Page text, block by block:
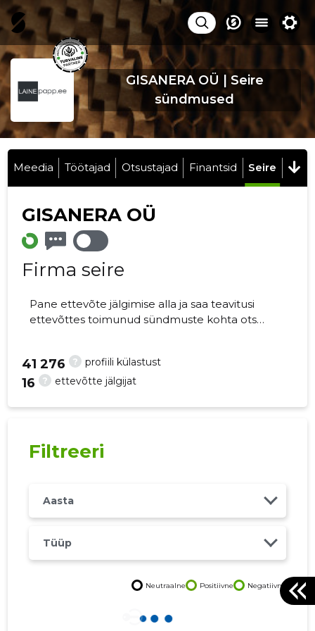
GISANERA OÜ | Seire
sündmused
Meedia Töötajad Otsustajad Finantsid Seire
GISANERA OÜ
Firma seire
Pane ettevõte jälgimise alla ja saa teavitusi
ettevõttes toimunud sündmuste kohta otse
? profiili külastust
41 276
? ettevõtte jälgijat
16
Filtreeri
Aasta
Tüüp
Neutraalne Positiivne Negatiivne